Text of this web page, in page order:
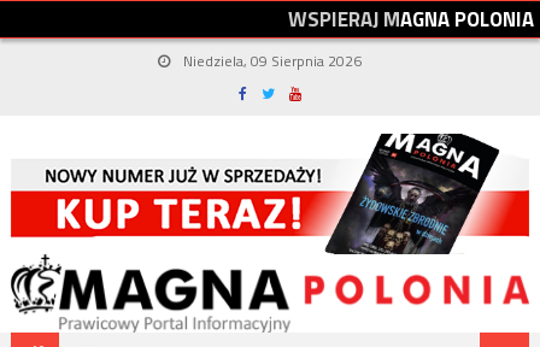
WSPIERAJMAGNAPOLONIA
Niedziela, 09 Sierpnia 2026